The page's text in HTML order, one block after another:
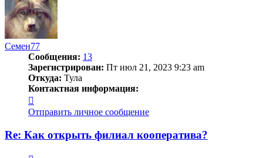
Семен77
Сообщения: 13
Зарегистрирован: Пт июл 21, 2023 9:23 am
Откуда: Тула
Контактная информация:
информация
пользователя
Отправить личное сообщение
Re: Как открыть филиал кооператива?